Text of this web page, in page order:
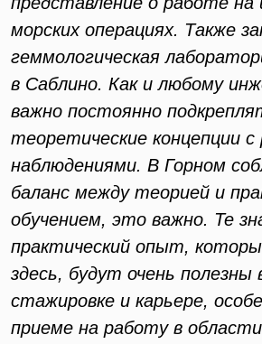
морских операциях. Также
геммологическая
в Саблино. Как и любому
важно постоянно
теоретические концепции
наблюдениями. В Горном
баланс между теорией и
обучением, это важно. Те
практический опыт,
здесь, будут очень полезны
стажировке и карьере,
приеме на работу в